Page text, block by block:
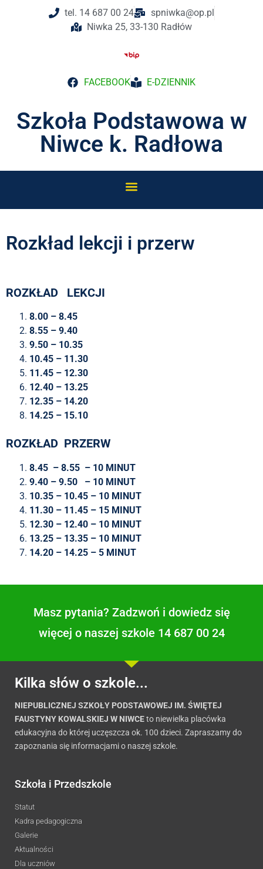
tel. 14 687 00 24
spniwka@op.pl
Niwka 25, 33-130 Radłów
FACEBOOK E-DZIENNIK
Szkoła Podstawowa w
Niwce k. Radłowa
Rozkład lekcji i przerw
ROZKŁAD LEKCJI
8.00 – 8.45
8.55 – 9.40
9.50 – 10.35
10.45 – 11.30
11.45 – 12.30
12.40 – 13.25
12.35 – 14.20
14.25 – 15.10
ROZKŁAD PRZERW
8.45 – 8.55 – 10 MINUT
9.40 – 9.50 – 10 MINUT
10.35 – 10.45 – 10 MINUT
11.30 – 11.45 – 15 MINUT
12.30 – 12.40 – 10 MINUT
13.25 – 13.35 – 10 MINUT
14.20 – 14.25 – 5 MINUT
Masz pytania? Zadzwoń i dowiedz się
więcej o naszej szkole 14 687 00 24
Kilka słów o szkole...
NIEPUBLICZNEJ SZKOŁY PODSTAWOWEJ IM. ŚWIĘTEJ
FAUSTYNY KOWALSKIEJ W NIWCEto niewielka placówka
edukacyjna do której uczęszcza ok. 100 dzieci. Zapraszamy do
zapoznania się informacjami o naszej szkole.
Szkoła i Przedszkole
Statut
Kadra pedagogiczna
Galerie
Aktualności
Dla uczniów